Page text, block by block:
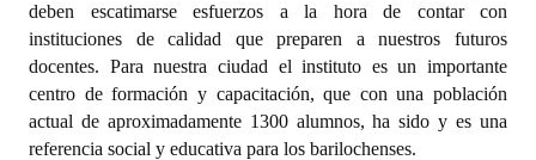
Comunicaciones
Declaraciones
Resoluciones
deben escatimarse esfuerzos a la hora de contar con
instituciones de calidad que preparen a nuestros futuros
docentes. Para nuestra ciudad el instituto es un importante
centro de formación y capacitación, que con una población
actual de aproximadamente 1300 alumnos, ha sido y es una
referencia social y educativa para los barilochenses.